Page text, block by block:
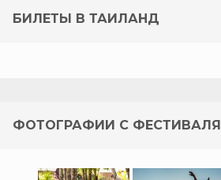
БИЛЕТЫ В ТАИЛАНД
ФОТОГРАФИИ С ФЕСТИВАЛЯ